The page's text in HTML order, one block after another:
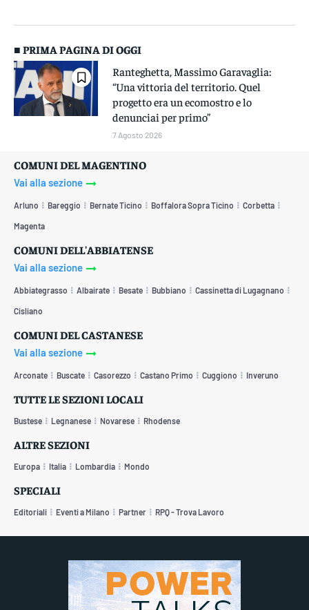
■ PRIMA PAGINA DI OGGI
Ranteghetta, Massimo Garavaglia:
“Una vittoria del territorio. Quel
progetto era un ecomostro e lo
denunciai per primo”
7 Agosto 2026
COMUNI DEL MAGENTINO
Vai alla sezione
Arluno Bareggio Bernate Ticino Boffalora Sopra Ticino Corbetta
Magenta
COMUNI DELL'ABBIATENSE
Vai alla sezione
Abbiategrasso Albairate Besate Bubbiano Cassinetta di Lugagnano
Cisliano
COMUNI DEL CASTANESE
Vai alla sezione
Arconate Buscate Casorezzo Castano Primo Cuggiono Inveruno
TUTTE LE SEZIONI LOCALI
Bustese Legnanese Novarese Rhodense
ALTRE SEZIONI
Europa Italia Lombardia Mondo
SPECIALI
Editoriali Eventi a Milano Partner RPQ - Trova Lavoro